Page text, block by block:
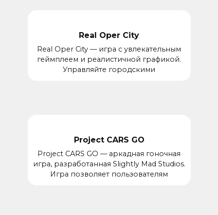
Real Oper City
Real Oper City — игра с увлекательным
геймплеем и реалистичной графикой.
Управляйте городскими
Project CARS GO
Project CARS GO — аркадная гоночная
игра, разработанная Slightly Mad Studios.
Игра позволяет пользователям